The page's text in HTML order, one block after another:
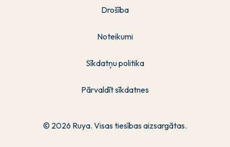
Drošība
Noteikumi
Sīkdatņu politika
Pārvaldīt sīkdatnes
© 2026 Ruya. Visas tiesības aizsargātas.